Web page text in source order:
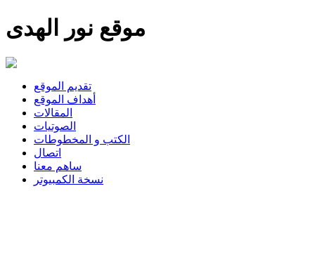
موقع نور الهدى
تقديم الموقع
أهداف الموقع
المقالات
الصوتيات
الكتب و المخطوطات
اتصال
ساهم معنا
نسخة الكمبيوتر